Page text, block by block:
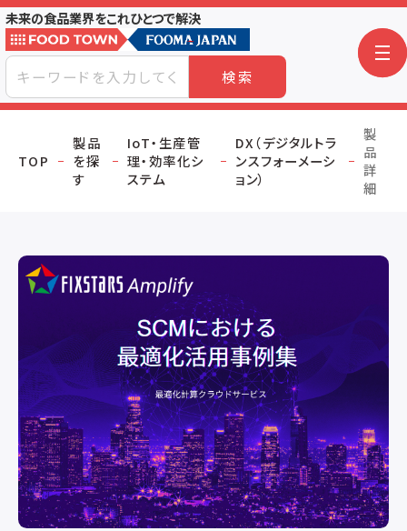
未来の食品業界をこれひとつで解決
検索
TOP
製品
を探
す
IoT・生産管
理・効率化シ
ステム
DX（デジタルトラ
ンスフォーメーシ
ョン）
製
品
詳
細